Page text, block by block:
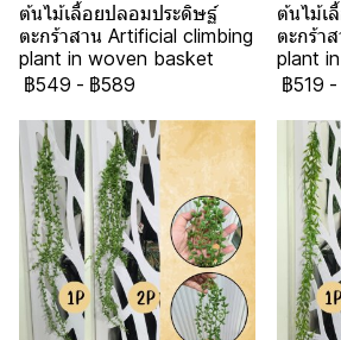
ต้นไม้เลื้อยปลอมประดิษฐ์
ตะกร้าสาน Artificial climbing
plant in woven basket
฿549 - ฿589
ต้นไม้เ
ตะกร้า
plant
฿519 -